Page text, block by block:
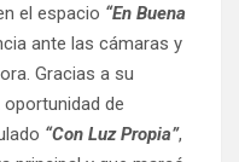
el espacio “En Buena
ante las cámaras y
Gracias a su
de
“Con Luz Propia”,